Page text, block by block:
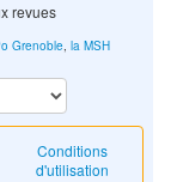
revues
Conditions
d'utilisation
Grenoble, la MSH